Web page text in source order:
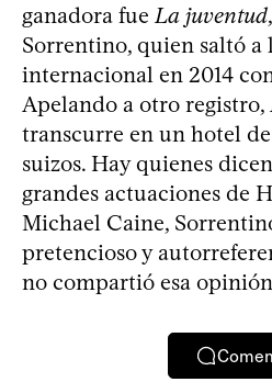
ganadora fueLa juventud
Sorrentino, quien saltó a
internacional en 2014
Apelando a otro registro,
transcurre en un hotel
suizos. Hay quienes
grandes actuaciones de
Michael Caine,
pretencioso y
no compartió esa